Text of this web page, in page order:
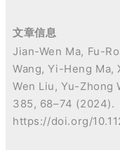
文章信息
Jian-Wen Ma, Fu-
Wang, Yi-Heng
Wen Liu, Yu-Zhong
385, 68–74 (2024).
https://doi.org/